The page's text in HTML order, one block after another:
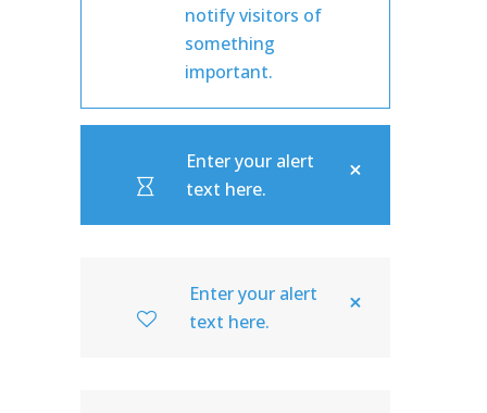
notify visitors of
something
important.
Enter your alert
text here.
Enter your alert
text here.